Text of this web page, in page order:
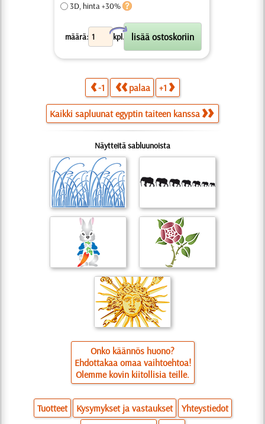
3D, hinta +30%
määrä: kpl.
X
-1 palaa +1
Kaikki sapluunat egyptin taiteen kanssa
Näytteitä sabluunoista
Onko käännös huono?
Ehdottakaa omaa vaihtoehtoa!
Olemme kovin kiitollisia teille.
Tuotteet Kysymykset ja vastaukset
Yhteystiedot